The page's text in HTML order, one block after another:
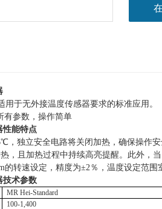
用于无外接温度传感器要求的标准应用。
有参数，操作简单
性能特点
℃，独立安全电路将关闭加热，确保操作
，且加热过程中持续高亮提醒。此外，
的转速设定，精度为±2％，温度设定范围
技术参数
MR Hei-Standard
100-1,400